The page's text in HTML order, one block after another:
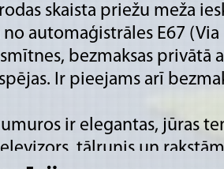
skaista priežu meža
automaģistrāles E67
bezmaksas privātā
Ir pieejams arī
ir elegantas, jūras
tālrunis un